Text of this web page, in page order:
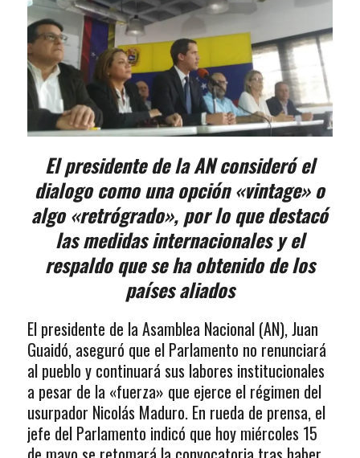
El presidente de la AN consideró el
dialogo como una opción «vintage» o
algo «retrógrado», por lo que destacó
las medidas internacionales y el
respaldo que se ha obtenido de los
países aliados
El presidente de la Asamblea Nacional (AN), Juan
Guaidó, aseguró que el Parlamento no renunciará
al pueblo y continuará sus labores institucionales
a pesar de la «fuerza» que ejerce el régimen del
usurpador Nicolás Maduro. En rueda de prensa, el
jefe del Parlamento indicó que hoy miércoles 15